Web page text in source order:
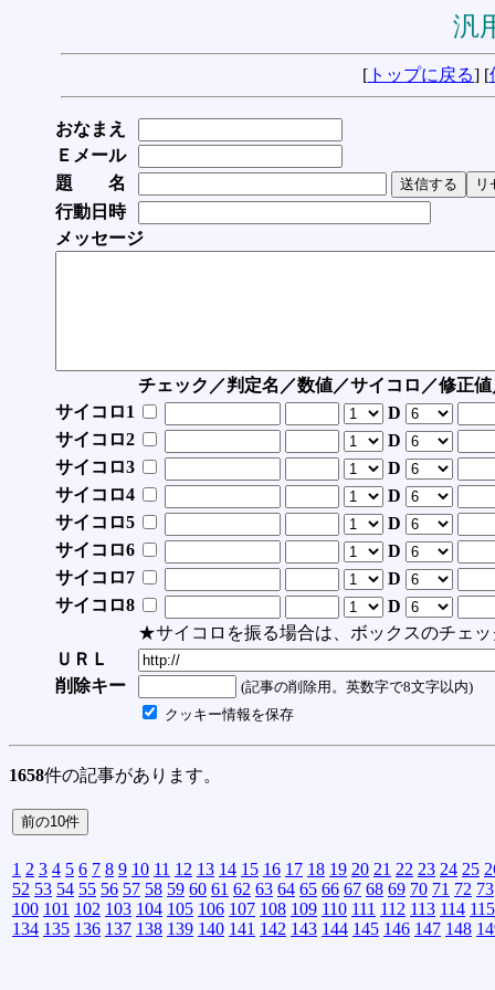
汎
[ トップに戻る] [
おなまえ
Ｅメール
題 名
行動日時
メッセージ
チェック／判定名／数値／サイコロ／修正
サイコロ1
D
サイコロ2
D
サイコロ3
D
サイコロ4
D
サイコロ5
D
サイコロ6
D
サイコロ7
D
サイコロ8
D
★サイコロを振る場合は、ボックスのチェッ
ＵＲＬ
削除キー
(記事の削除用。英数字で8文字以内)
クッキー情報を保存
1658件の記事があります。
1 2 3 4 5 6 7 8 9 10 11 12 13 14 15 16 17 18 19 20 21 22 23 24 25
52 53 54 55 56 57 58 59 60 61 62 63 64 65 66 67 68 69 70 71 72 73
100 101 102 103 104 105 106 107 108 109 110 111 112 113 114 115
134 135 136 137 138 139 140 141 142 143 144 145 146 147 148